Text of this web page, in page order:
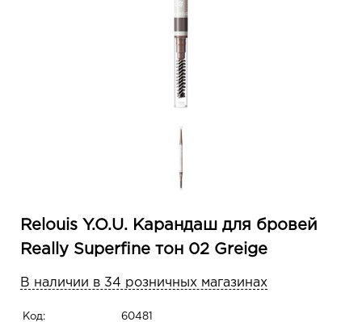
Relouis Y.O.U. Карандаш для бровей
Really Superfine тон 02 Greige
В наличии в 34 розничных магазинах
Код: 60481